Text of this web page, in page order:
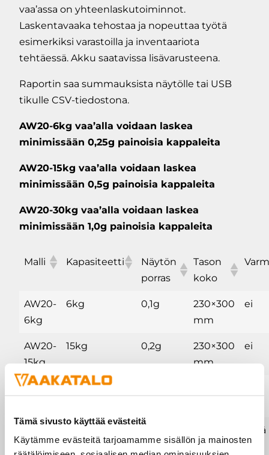
Tämä sivusto käyttää evästeitä
Käytämme evästeitä tarjoamamme sisällön ja mainosten
vaa’assa on yhteenlaskutoiminnot.
Laskentavaaka tehostaa ja nopeuttaa työtä
esimerkiksi varastoilla ja inventaariota
tehtäessä. Akku saatavissa lisävarusteena.
Raportin saa summauksista näytölle tai USB
tikulle CSV-tiedostona.
AW20-6kg vaa’alla voidaan laskea
minimissään 0,25g painoisia kappaleita
AW20-15kg vaa’alla voidaan laskea
minimissään 0,5g painoisia kappaleita
AW20-30kg vaa’alla voidaan laskea
minimissään 1,0g painoisia kappaleita
Malli Kapasiteetti
Näytön
porras
Tason
koko
AW20-
6kg
6kg 0,1g
230×300
mm
ei
AW20-
15kg
15kg 0,2g
230×300
mm
ei
AW20-
30kg
6kg-
6kg
mm
Kyllä